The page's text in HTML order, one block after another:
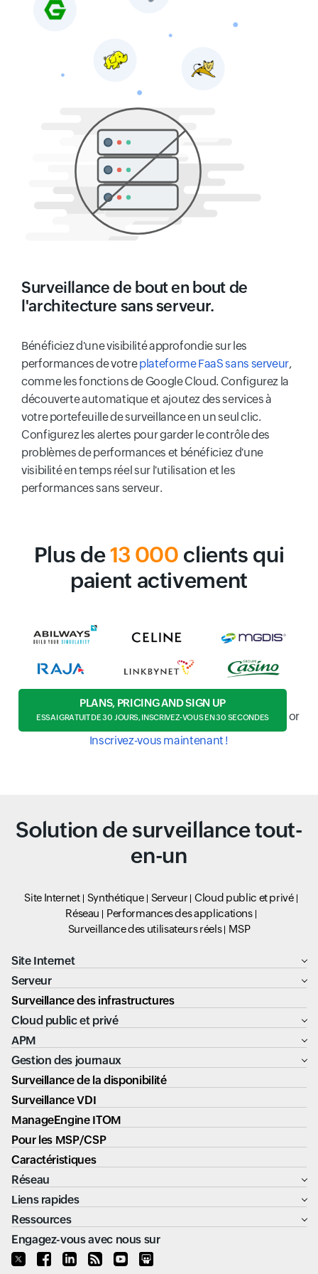
Surveillance de bout en bout de
l'architecture sans serveur.
Bénéficiez d'une visibilité approfondie sur les
performances de votreplateforme FaaS sans serveur,
comme les fonctions de Google Cloud. Configurez la
découverte automatique et ajoutez des services à
votre portefeuille de surveillance en un seul clic.
Configurez les alertes pour garder le contrôle des
problèmes de performances et bénéficiez d'une
visibilité en temps réel sur l'utilisation et les
performances sans serveur.
Plus de13 000 clients qui
paient activement
PLANS, PRICING AND SIGN UP
ESSAI GRATUIT DE 30 JOURS, INSCRIVEZ-VOUS EN 30 SECONDES
or
Inscrivez-vous maintenant !
Solution de surveillance tout-
en-un
Site Internet Synthétique Serveur
Cloud public et privé
Réseau
Performances des applications
Surveillance des utilisateurs réels
MSP
Site Internet
Serveur
Surveillance des infrastructures
Cloud public et privé
APM
Gestion des journaux
Surveillance de la disponibilité
Surveillance VDI
ManageEngine ITOM
Pour les MSP/CSP
Caractéristiques
Réseau
Liens rapides
Ressources
Engagez-vous avec nous sur